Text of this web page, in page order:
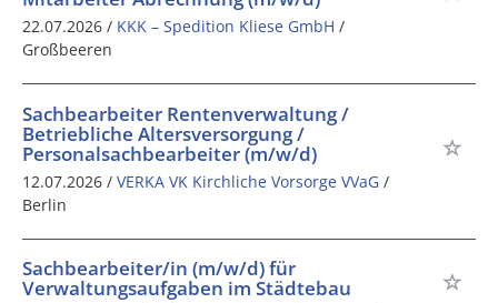
22.07.2026 / KKK – Spedition Kliese GmbH /
Großbeeren
Sachbearbeiter Rentenverwaltung /
Betriebliche Altersversorgung /
Personalsachbearbeiter (m/w/d)
12.07.2026 / VERKA VK Kirchliche Vorsorge VVaG /
Berlin
Sachbearbeiter/in (m/w/d) für
Verwaltungsaufgaben im Städtebau